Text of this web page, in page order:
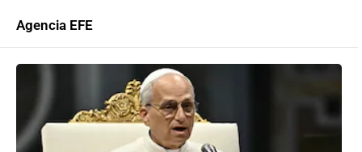
Agencia EFE